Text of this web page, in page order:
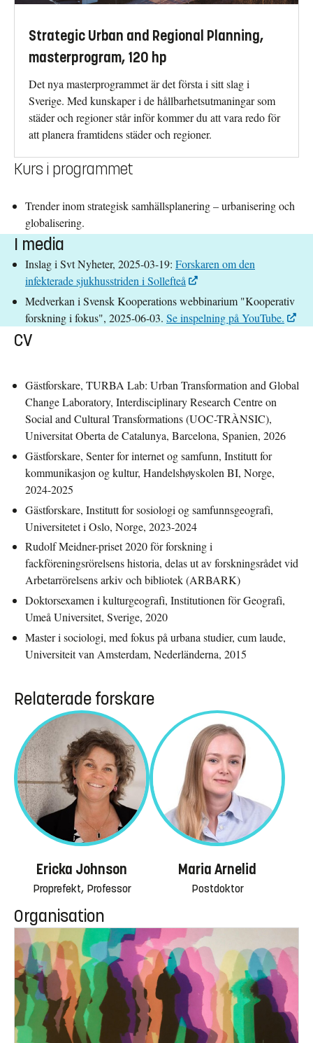
Strategic Urban and Regional Planning,
masterprogram, 120 hp
Det nya masterprogrammet är det första i sitt slag i
Sverige. Med kunskaper i de hållbarhetsutmaningar som
städer och regioner står inför kommer du att vara redo för
att planera framtidens städer och regioner.
Kurs i programmet
Trender inom strategisk samhällsplanering – urbanisering och
globalisering.
I media
Inslag i Svt Nyheter, 2025-03-19: Forskaren om den
infekterade sjukhusstriden i Sollefteå
Medverkan i Svensk Kooperations webbinarium "Kooperativ
forskning i fokus", 2025-06-03. Se inspelning på YouTube.
CV
Gästforskare, TURBA Lab: Urban Transformation and Global
Change Laboratory, Interdisciplinary Research Centre on
Social and Cultural Transformations (UOC-TRÀNSIC),
Universitat Oberta de Catalunya, Barcelona, Spanien, 2026
Gästforskare, Senter for internet og samfunn, Institutt for
kommunikasjon og kultur, Handelshøyskolen BI, Norge,
2024-2025
Gästforskare, Institutt for sosiologi og samfunnsgeografi,
Universitetet i Oslo, Norge, 2023-2024
Rudolf Meidner-priset 2020 för forskning i
fackföreningsrörelsens historia, delas ut av forskningsrådet vid
Arbetarrörelsens arkiv och bibliotek (ARBARK)
Doktorsexamen i kulturgeografi, Institutionen för Geografi,
Umeå Universitet, Sverige, 2020
Master i sociologi, med fokus på urbana studier, cum laude,
Universiteit van Amsterdam, Nederländerna, 2015
Relaterade forskare
Ericka Johnson
Proprefekt, Professor
Maria Arnelid
Postdoktor
Organisation